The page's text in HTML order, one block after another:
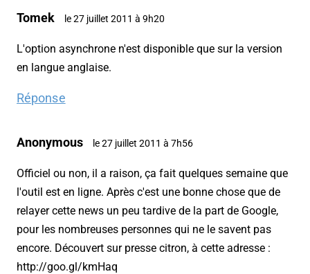
Tomek le 27 juillet 2011 à 9h20
L'option asynchrone n'est disponible que sur la version
en langue anglaise.
Réponse
Anonymous le 27 juillet 2011 à 7h56
Officiel ou non, il a raison, ça fait quelques semaine que
l'outil est en ligne. Après c'est une bonne chose que de
relayer cette news un peu tardive de la part de Google,
pour les nombreuses personnes qui ne le savent pas
encore. Découvert sur presse citron, à cette adresse :
http://goo.gl/kmHaq